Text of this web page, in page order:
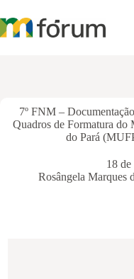
para
o
7º FNM –
Quadros de Formatura do
do Pará
18
Rosângela Marques